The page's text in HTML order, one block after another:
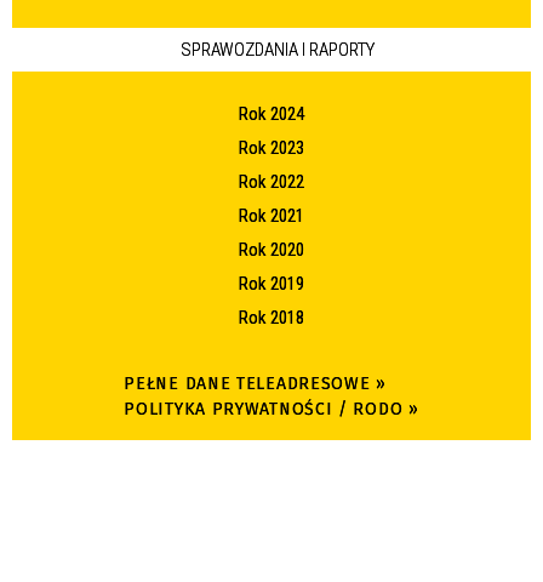
SPRAWOZDANIA I RAPORTY
Rok 2024
Rok 2023
Rok 2022
Rok 2021
Rok 2020
Rok 2019
Rok 2018
PEŁNE DANE TELEADRESOWE »
POLITYKA PRYWATNOŚCI / RODO »